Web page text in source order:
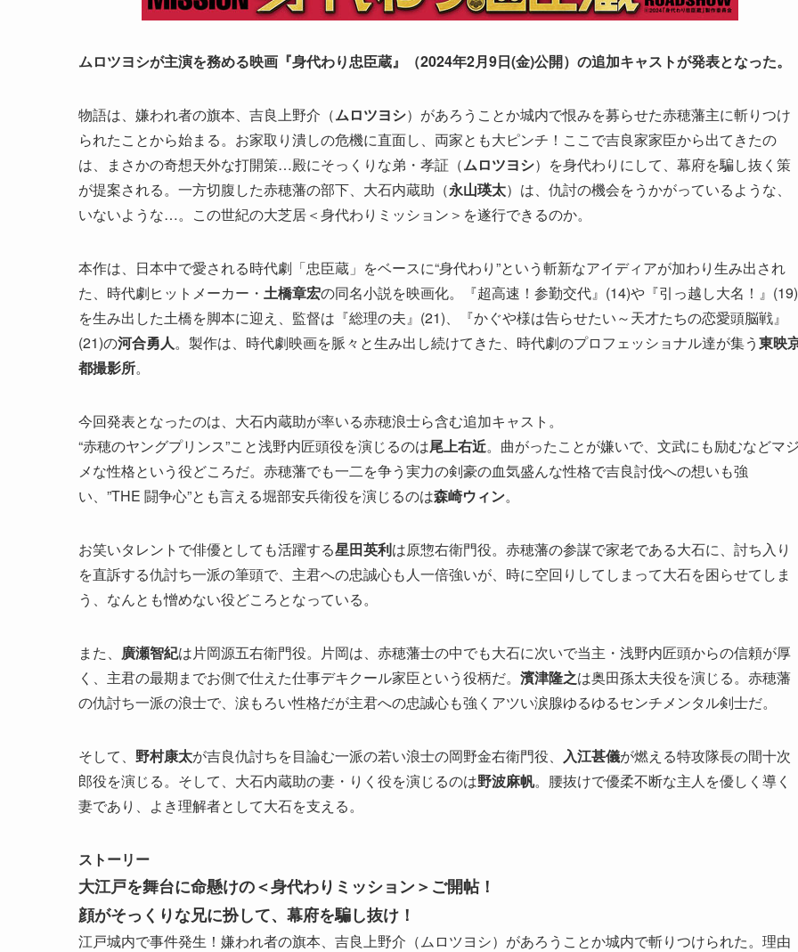
ムロツヨシが主演を務める映画『身代わり忠臣蔵』（2024年2月9日(金)公開）の追加キャストが発表となった。
物語は、嫌われ者の旗本、吉良上野介（ムロツヨシ）があろうことか城内で恨みを募らせた赤穂藩主に斬りつけ
られたことから始まる。お家取り潰しの危機に直面し、両家とも大ピンチ！ここで吉良家家臣から出てきたの
は、まさかの奇想天外な打開策…殿にそっくりな弟・孝証（ムロツヨシ）を身代わりにして、幕府を騙し抜く策
が提案される。一方切腹した赤穂藩の部下、大石内蔵助（永山瑛太）は、仇討の機会をうかがっているような、
いないような…。この世紀の大芝居＜身代わりミッション＞を遂行できるのか。
本作は、日本中で愛される時代劇「忠臣蔵」をベースに“身代わり”という斬新なアイディアが加わり生み出され
た、時代劇ヒットメーカー・ 土橋章宏の同名小説を映画化。『超高速！参勤交代』(14)や『引っ越し大名！』(19)
を生み出した土橋を脚本に迎え、監督は『総理の夫』(21)、『かぐや様は告らせたい～天才たちの恋愛頭脳戦』
(21)の河合勇人。製作は、時代劇映画を脈々と生み出し続けてきた、時代劇のプロフェッショナル達が集う東映
都撮影所。
今回発表となったのは、大石内蔵助が率いる赤穂浪士ら含む追加キャスト。
“赤穂のヤングプリンス”こと浅野内匠頭役を演じるのは尾上右近。曲がったことが嫌いで、文武にも励むなどマ
メな性格という役どころだ。赤穂藩でも一二を争う実力の剣豪の血気盛んな性格で吉良討伐への想いも強
い、”THE 闘争心”とも言える堀部安兵衛役を演じるのは森崎ウィン。
お笑いタレントで俳優としても活躍する星田英利は原惣右衛門役。赤穂藩の参謀で家老である大石に、討ち入り
を直訴する仇討ち一派の筆頭で、主君への忠誠心も人一倍強いが、時に空回りしてしまって大石を困らせてしま
う、なんとも憎めない役どころとなっている。
また、 廣瀬智紀は片岡源五右衛門役。片岡は、赤穂藩士の中でも大石に次いで当主・浅野内匠頭からの信頼が厚
く、主君の最期までお側で仕えた仕事デキクール家臣という役柄だ。 濱津隆之は奥田孫太夫役を演じる。赤穂藩
の仇討ち一派の浪士で、涙もろい性格だが主君への忠誠心も強くアツい涙腺ゆるゆるセンチメンタル剣士だ。
そして、 野村康太が吉良仇討ちを目論む一派の若い浪士の岡野金右衛門役、 入江甚儀が燃える特攻隊長の間十次
郎役を演じる。そして、大石内蔵助の妻・りく役を演じるのは野波麻帆。腰抜けで優柔不断な主人を優しく導く
妻であり、よき理解者として大石を支える。
ストーリー
大江戸を舞台に命懸けの＜身代わりミッション＞ご開帖！
顔がそっくりな兄に扮して、幕府を騙し抜け！
江戸城内で事件発生！嫌われ者の旗本、吉良上野介（ムロツヨシ）があろうことか城内で斬りつけられた。理由